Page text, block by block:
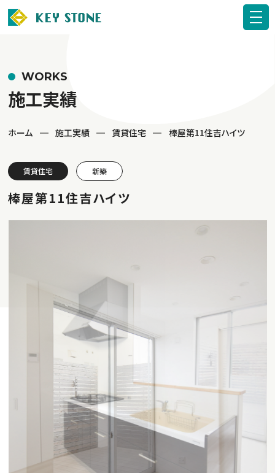
WORKS
施工実績
ホーム 施工実績 賃貸住宅 棒屋第11住吉ハイツ
賃貸住宅 新築
棒屋第11住吉ハイツ